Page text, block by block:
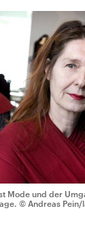
Mode und der
© Andreas Pein/